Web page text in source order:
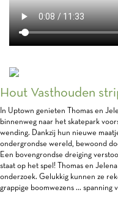
Hout Vasthouden
In Uptown genieten Thomas en
binnenweg naar het skatepark
wending. Dankzij hun nieuwe
ondergrondse wereld, bewoond
Een bovengrondse dreiging
staat op het spel! Thomas en
onderzoek. Gelukkig kunnen ze
grappige boomwezens ... spanning